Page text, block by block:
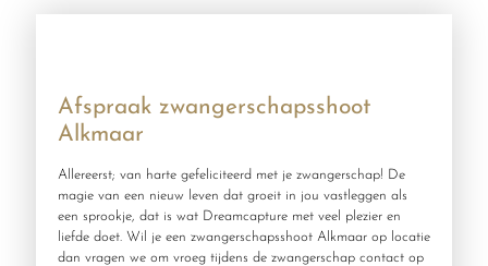
Afspraak zwangerschapsshoot
Alkmaar
Allereerst; van harte gefeliciteerd met je zwangerschap! De
magie van een nieuw leven dat groeit in jou vastleggen als
een sprookje, dat is wat Dreamcapture met veel plezier en
liefde doet. Wil je een zwangerschapsshoot Alkmaar op locatie
dan vragen we om vroeg tijdens de zwangerschap contact op